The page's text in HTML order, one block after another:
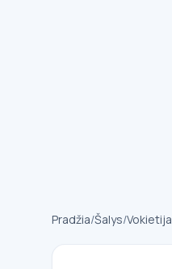
Pradžia/Šalys/Vokietija